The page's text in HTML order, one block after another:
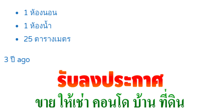
1 ห้องนอน
1 ห้องน้ำ
25 ตารางเมตร
3 ปี ago